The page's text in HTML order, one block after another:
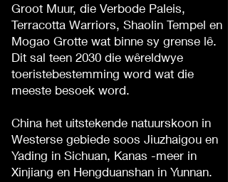
Groot Muur, die Verbode Paleis,
Terracotta Warriors, Shaolin Tempel en
Mogao Grotte wat binne sy grense lê.
Dit sal teen 2030 die wêreldwye
toeristebestemming word wat die
meeste besoek word.
China het uitstekende natuurskoon in
Westerse gebiede soos Jiuzhaigou en
Yading in Sichuan, Kanas -meer in
Xinjiang en Hengduanshan in Yunnan.